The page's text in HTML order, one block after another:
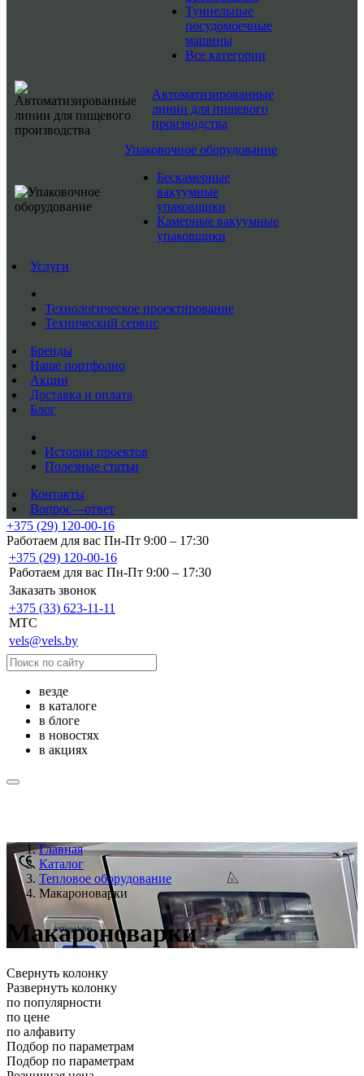
Туннельные
посудомоечные
машины
Все категории
Автоматизированные
линии для пищевого
производства
Упаковочное оборудование
Бескамерные
вакуумные
упаковщики
Камерные вакуумные
упаковщики
Услуги
Технологическое проектирование
Технический сервис
Бренды
Наше портфолио
Акции
Доставка и оплата
Блог
Истории проектов
Полезные статьи
Контакты
Вопрос—ответ
+375 (29) 120-00-16
Работаем для вас Пн-Пт 9:00 – 17:30
+375 (29) 120-00-16
Работаем для вас Пн-Пт 9:00 – 17:30
Заказать звонок
+375 (33) 623-11-11
MTC
vels@vels.by
везде
в каталоге
в блоге
в новостях
в акциях
Главная
Каталог
Тепловое оборудование
Макароноварки
Макароноварки
Свернуть колонку
Развернуть колонку
по популярности
по цене
по алфавиту
Подбор по параметрам
Подбор по параметрам